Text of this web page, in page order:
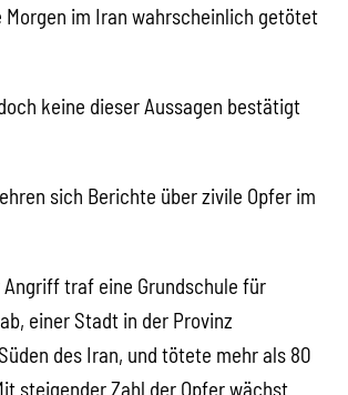
im Iran wahrscheinlich getötet
keine dieser Aussagen bestätigt
sich Berichte über zivile Opfer im
traf eine Grundschule für
einer Stadt in der Provinz
des Iran, und tötete mehr als 80
steigender Zahl der Opfer wächst